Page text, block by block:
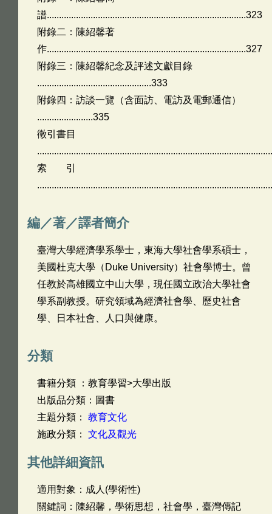
譜..................................................................................323
附錄二：陳紹馨著
作..................................................................................327
附錄三：陳紹馨紀念及評述文獻目錄
...............................................333
附錄四：訪談一覽（含面訪、電訪及電郵通信）
.......................335
徵引書目
索 引
編／著／譯者簡介
臺灣大學經濟學系學士，東海大學社會學系碩士，
美國杜克大學（Duke University）社會學博士。曾
任教於高雄國立中山大學，現任國立政治大學社會
學系副教授。研究領域為經濟社會學、歷史社會
學、日本社會、人口與健康。
分類
書籍分類 ：教育學習>大學出版
出版品分類：圖書
主題分類： 教育文化
施政分類： 文化及觀光
其他詳細資訊
適用對象：成人(學術性)
關鍵詞：陳紹馨，學術思想，社會學，臺灣傳記